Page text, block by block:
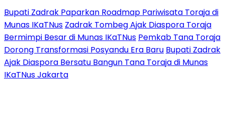
Bupati Zadrak Paparkan Roadmap Pariwisata Toraja di
Munas IKaTNus Zadrak Tombeg Ajak Diaspora Toraja
Bermimpi Besar di Munas IKaTNus Pemkab Tana Toraja
Dorong Transformasi Posyandu Era Baru Bupati Zadrak
Ajak Diaspora Bersatu Bangun Tana Toraja di Munas
IKaTNus Jakarta